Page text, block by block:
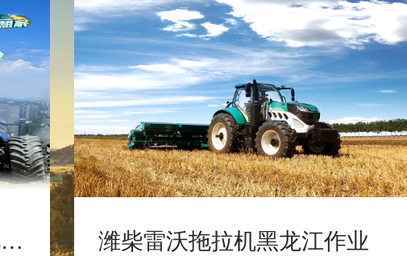
云贵川马力最强！“半吨三兄弟”筑梦天府粮仓 潍柴雷沃拖拉机黑龙江作业